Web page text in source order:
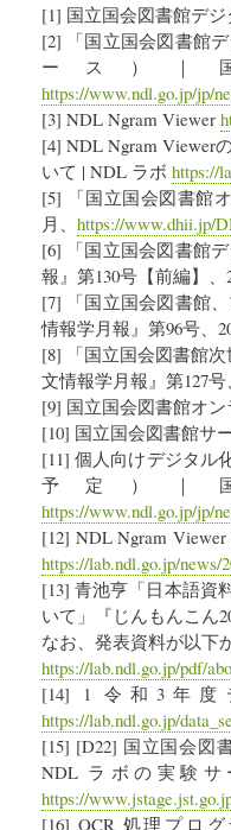
[1] 国立国会図書館デ
[2] 「国立国会図書館
ース）｜国
https://www.ndl.go.jp/jp/
[3] NDL Ngram Viewer
[4] NDL Ngram Viewer
いて | NDL ラボ https://
[5] 「国立国会図書館
月、 https://www.dhii.jp/
[6] 「国立国会図書館
報』第130号【前編】、
[7] 「国立国会図書館
情報学月報』第96号、
[8] 「国立国会図書館
文情報学月報』第127号
[9] 国立国会図書館オン
[10] 国立国会図書館サ
[11] 個人向けデジタル
予定）｜国
https://www.ndl.go.jp/jp/
[12] NDL Ngram
https://lab.ndl.go.jp/news/
[13] 青池亨「日本語資
いて」『じんもんこん
なお、発表資料が以下
https://lab.ndl.go.jp/pdf/
[14] 1 令和3年
https://lab.ndl.go.jp/
[15] [D22] 国立国会図
NDL ラボの実験
https://
[16] OCR 処理プロ